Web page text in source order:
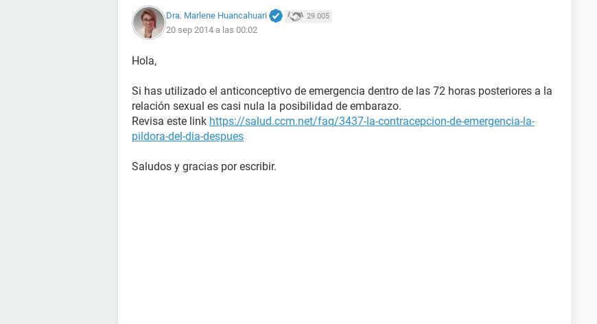
Dra. Marlene Huancahuari 29.005
20 sep 2014 a las 00:02
Hola,
Si has utilizado el anticonceptivo de emergencia dentro de las 72 horas posteriores a la
relación sexual es casi nula la posibilidad de embarazo.
Revisa este link https://salud.ccm.net/faq/3437-la-contracepcion-de-emergencia-la-
pildora-del-dia-despues
Saludos y gracias por escribir.